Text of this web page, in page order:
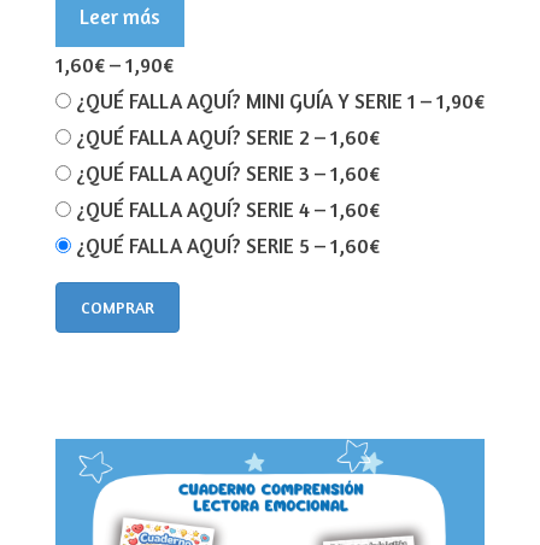
Leer más
1,60€–1,90€
¿QUÉ FALLA AQUÍ? MINI GUÍA Y SERIE 1 –1,90€
¿QUÉ FALLA AQUÍ? SERIE 2 –1,60€
¿QUÉ FALLA AQUÍ? SERIE 3 –1,60€
¿QUÉ FALLA AQUÍ? SERIE 4–1,60€
¿QUÉ FALLA AQUÍ? SERIE 5 –1,60€
COMPRAR